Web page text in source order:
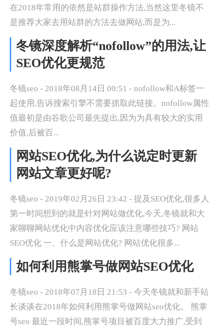
在2018年常用的依然是站群操作方法,当然这里冬镜不
是推荐大家去用站群的方法去做网站,而是为...
冬镜深度解析“nofollow”的用法,让
SEO优化更规范
冬镜seo - 2018年08月14日 00:51 - nofollow和A标签一
起使用,告诉搜索引擎不需要抓取此链接。nofollow属性
值最初是由谷歌公司最先提出,因为为具有较大的实用
价值,后被百...
网站SEO优化,为什么说定时更新
网站文章更好呢?
冬镜seo - 2019年02月26日 23:42 - 提及SEO优化,很多人
第一时间想到的就是针对网站做优化,今天,冬镜就和大
家聊聊网站优化中内容优化应该注意哪些技巧? 网站
SEO优化 一、什么是网站优化? 网站优化很多...
如何利用熊掌号做网站SEO优化
冬镜seo - 2018年07月18日 21:53 - 今天冬镜就和新手站
长谈谈在2018年如何利用熊掌号做网站seo优化。 熊掌
号seo 最近一段时间,熊掌号项目被百度大力推广,受到